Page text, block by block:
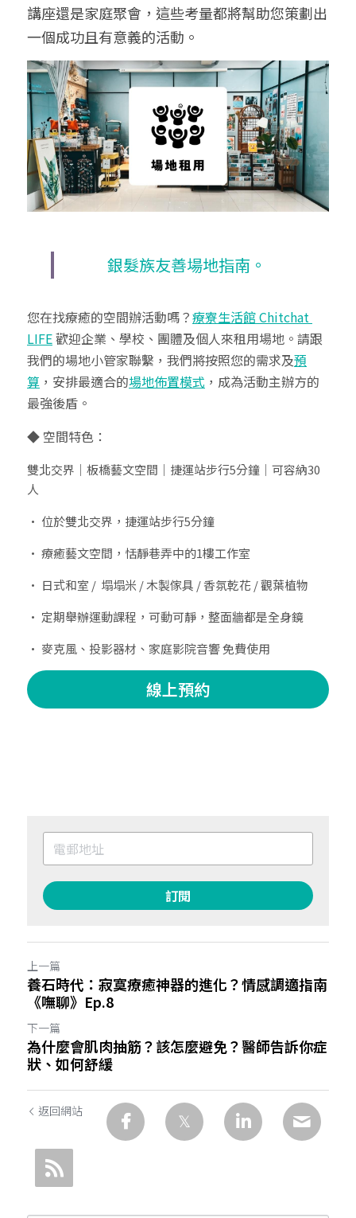
講座還是家庭聚會，這些考量都將幫助您策劃出
一個成功且有意義的活動。
銀髮族友善場地指南。
您在找療癒的空間辦活動嗎？療寮生活館 Chitchat
LIFE 歡迎企業、學校、團體及個人來租用場地。請跟
我們的場地小管家聯繫，我們將按照您的需求及預
算 ，安排最適合的場地佈置模式 ，成為活動主辦方的
最強後盾。
◆ 空間特色：
雙北交界｜板橋藝文空間｜捷運站步行5分鐘｜可容納30
人
• 位於雙北交界，捷運站步行5分鐘
• 療癒藝文空間，恬靜巷弄中的1樓工作室
• 日式和室 /  塌塌米 / 木製傢具 / 香氛乾花 / 觀葉植物
• 定期舉辦運動課程，可動可靜，整面牆都是全身鏡
• 麥克風、投影器材、家庭影院音響 免費使用
線上預約
訂閱
上一篇
養石時代：寂寞療癒神器的進化？情感調適指南
《嘸聊》Ep.8
下一篇
為什麼會肌肉抽筋？該怎麼避免？醫師告訴你症
狀、如何舒緩
返回網站